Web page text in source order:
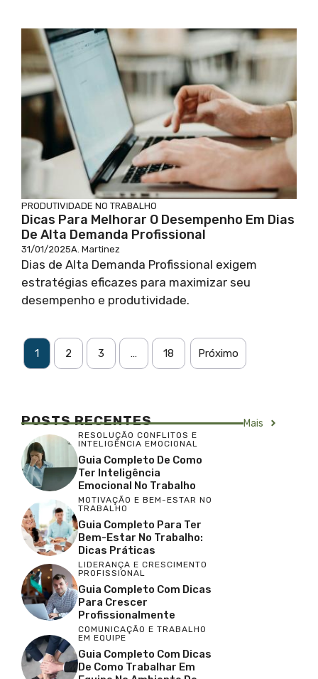
PRODUTIVIDADE NO TRABALHO
Dicas Para Melhorar O Desempenho Em Dias
De Alta Demanda Profissional
31/01/2025A. Martinez
Dias de Alta Demanda Profissional exigem
estratégias eficazes para maximizar seu
desempenho e produtividade.
1 2 3 … 18 Próximo
POSTS RECENTES Mais
RESOLUÇÃO CONFLITOS E
INTELIGÊNCIA EMOCIONAL
Guia Completo De Como
Ter Inteligência
Emocional No Trabalho
MOTIVAÇÃO E BEM-ESTAR NO
TRABALHO
Guia Completo Para Ter
Bem-Estar No Trabalho:
Dicas Práticas
LIDERANÇA E CRESCIMENTO
PROFISSIONAL
Guia Completo Com Dicas
Para Crescer
Profissionalmente
COMUNICAÇÃO E TRABALHO
EM EQUIPE
Guia Completo Com Dicas
De Como Trabalhar Em